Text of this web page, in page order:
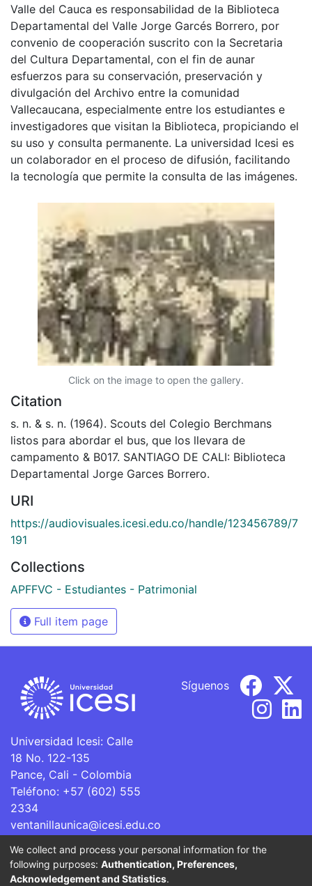
Valle del Cauca es responsabilidad de la Biblioteca
Departamental del Valle Jorge Garcés Borrero, por
convenio de cooperación suscrito con la Secretaria
del Cultura Departamental, con el fin de aunar
esfuerzos para su conservación, preservación y
divulgación del Archivo entre la comunidad
Vallecaucana, especialmente entre los estudiantes e
investigadores que visitan la Biblioteca, propiciando el
su uso y consulta permanente. La universidad Icesi es
un colaborador en el proceso de difusión, facilitando
la tecnología que permite la consulta de las imágenes.
Click on the image to open the gallery.
Citation
s. n. & s. n. (1964). Scouts del Colegio Berchmans
listos para abordar el bus, que los llevara de
campamento & B017. SANTIAGO DE CALI: Biblioteca
Departamental Jorge Garces Borrero.
URI
https://audiovisuales.icesi.edu.co/handle/123456789/7
191
Collections
APFFVC - Estudiantes - Patrimonial
Full item page
Universidad Icesi: Calle
18 No. 122-135
Pance, Cali - Colombia
Teléfono: +57 (602) 555
2334
ventanillaunica@icesi.edu.co
Síguenos
La Universidad Icesi es una Institución de Educación
Superior que se encuentra sujeta a inspección y vigilancia
We collect and process your personal information for the
following purposes: Authentication, Preferences,
Acknowledgement and Statistics.